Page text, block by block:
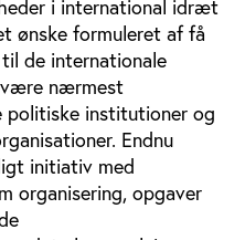
i international idræt
ønske formuleret af få
de internationale
nærmest
politiske institutioner og
Endnu
initiativ med
organisering, opgaver